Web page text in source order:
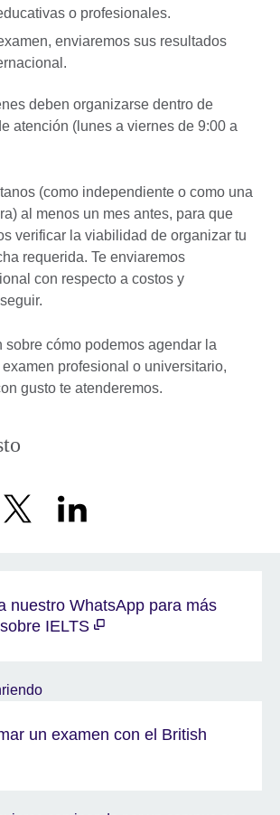
o profesionales.
enviaremos sus resultados
deben organizarse dentro de
atención (lunes a viernes de 9:00 a
(como independiente o como una
al menos un mes antes, para que
verificar la viabilidad de organizar tu
requerida. Te enviaremos
con respecto a costos y
sobre cómo podemos agendar la
profesional o universitario,
gusto te atenderemos.
nuestro WhatsApp para más
IELTS
un examen con el British